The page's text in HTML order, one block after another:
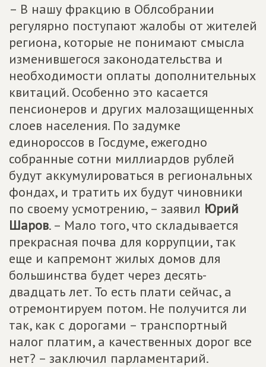
– В нашу фракцию в Облсобрании
регулярно поступают жалобы от жителей
региона, которые не понимают смысла
изменившегося законодательства и
необходимости оплаты дополнительных
квитаций. Особенно это касается
пенсионеров и других малозащищенных
слоев населения. По задумке
единороссов в Госдуме, ежегодно
собранные сотни миллиардов рублей
будут аккумулироваться в региональных
фондах, и тратить их будут чиновники
по своему усмотрению, – заявил Юрий
Шаров. – Мало того, что складывается
прекрасная почва для коррупции, так
еще и капремонт жилых домов для
большинства будет через десять-
двадцать лет. То есть плати сейчас, а
отремонтируем потом. Не получится ли
так, как с дорогами – транспортный
налог платим, а качественных дорог все
нет? – заключил парламентарий.